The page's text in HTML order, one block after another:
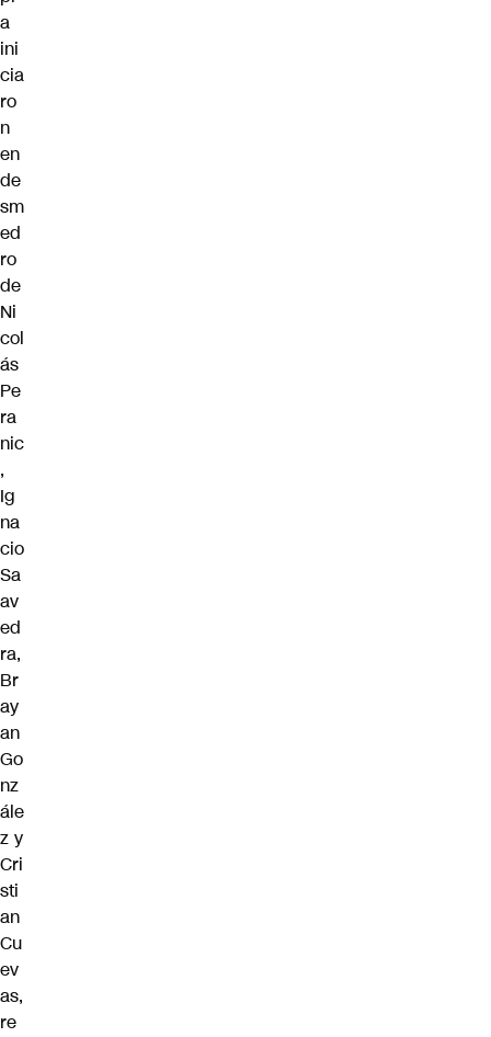
a
ini
cia
ro
n
en
de
sm
ed
ro
de
Ni
col
ás
Pe
ra
nic
,
Ig
na
cio
Sa
av
ed
ra,
Br
ay
an
Go
nz
ále
z y
Cri
sti
an
Cu
ev
as,
re